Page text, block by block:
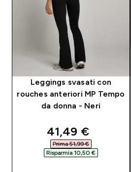
Leggings svasati con
rouches anteriori MP Tempo
da donna - Neri
discounted price
41,49 €‎
Prima 51,99 €‎
Risparmia 10,50 €‎